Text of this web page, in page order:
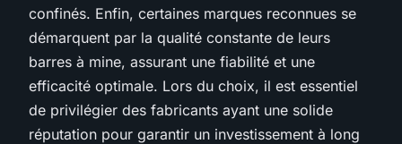
confinés. Enfin, certaines marques reconnues se
démarquent par la qualité constante de leurs
barres à mine, assurant une fiabilité et une
efficacité optimale. Lors du choix, il est essentiel
de privilégier des fabricants ayant une solide
réputation pour garantir un investissement à long